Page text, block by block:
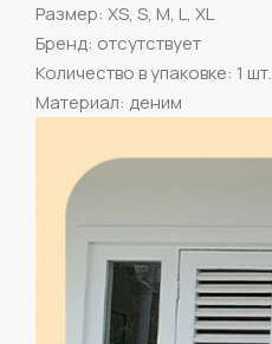
Размер: XS, S, M, L, XL
Бренд: отсутствует
Количество в упаковке: 1 шт.
Материал: деним